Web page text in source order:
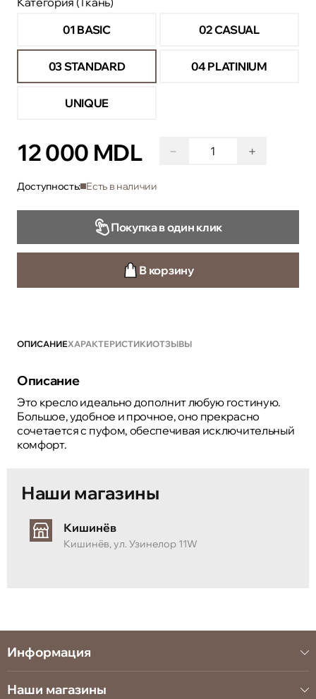
01 BASIC
02 CASUAL
03 STANDARD 04 PLATINIUM
UNIQUE
12 000 MDL − +
Доступность: Есть в наличии
Покупка в один клик
В корзину
ОПИСАНИЕХАРАКТЕРИСТИКИОТЗЫВЫ
Описание
Это кресло идеально дополнит любую гостиную.
Большое, удобное и прочное, оно прекрасно
сочетается с пуфом, обеспечивая исключительный
комфорт.
Наши магазины
Кишинёв
Кишинёв, ул. Узинелор 11W
Информация
Наши магазины